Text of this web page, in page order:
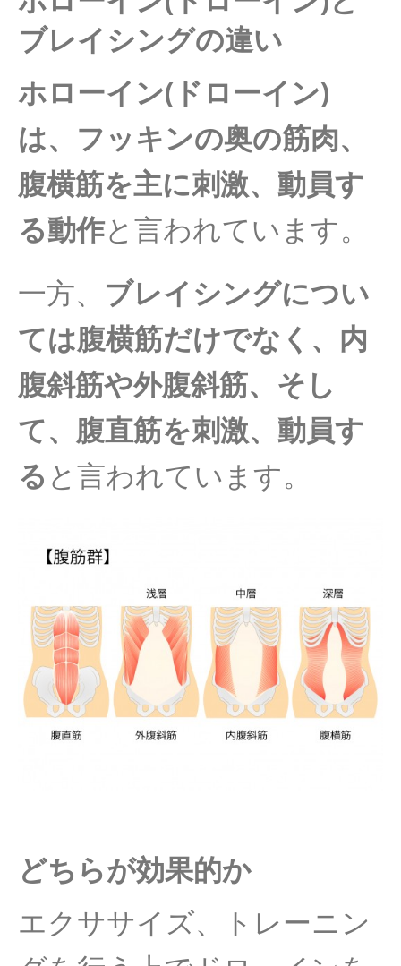
ブレイシングの違い
ホローイン(ドローイン)
は、フッキンの奥の筋肉、
腹横筋を主に刺激、動員す
る動作と言われています。
一方、 ブレイシングについ
ては腹横筋だけでなく、内
腹斜筋や外腹斜筋、そし
て、腹直筋を刺激、動員す
る と言われています。
どちらが効果的か
エクササイズ、トレーニン